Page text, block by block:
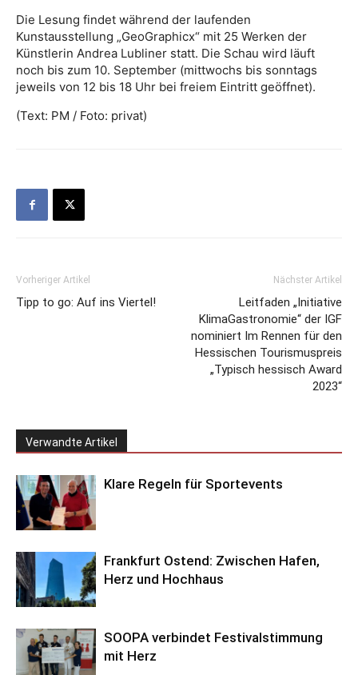
Die Lesung findet während der laufenden
Kunstausstellung „GeoGraphicx“ mit 25 Werken der
Künstlerin Andrea Lubliner statt. Die Schau wird läuft
noch bis zum 10. September (mittwochs bis sonntags
jeweils von 12 bis 18 Uhr bei freiem Eintritt geöffnet).
(Text: PM / Foto: privat)
Vorheriger Artikel
Tipp to go: Auf ins Viertel!
Nächster Artikel
Leitfaden „Initiative
KlimaGastronomie“ der IGF
nominiert Im Rennen für den
Hessischen Tourismuspreis
„Typisch hessisch Award
2023“
Verwandte Artikel
Klare Regeln für Sportevents
Frankfurt Ostend: Zwischen Hafen,
Herz und Hochhaus
SOOPA verbindet Festivalstimmung
mit Herz